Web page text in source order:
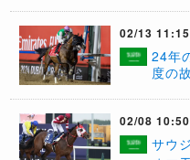
02/13 11:15
24年
度の
02/08 10:50
サウ